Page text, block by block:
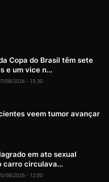
Copa do Brasil têm sete
e um vice n...
08/2026 - 15:30
veem tumor avançar
em ato sexual
carro circulava...
08/2026 - 12:00